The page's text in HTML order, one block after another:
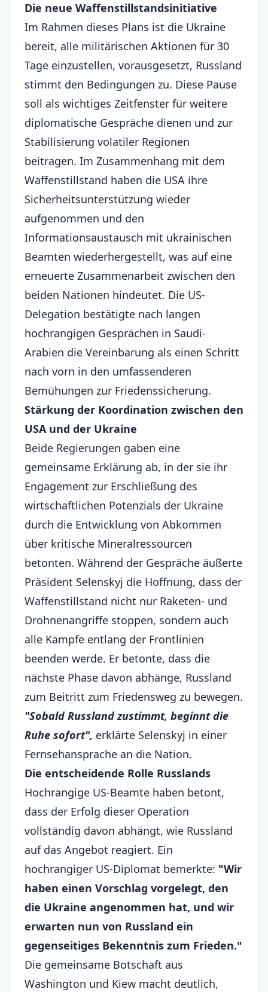
Die neue Waffenstillstandsinitiative
Im Rahmen dieses Plans ist die Ukraine
bereit, alle militärischen Aktionen für 30
Tage einzustellen, vorausgesetzt, Russland
stimmt den Bedingungen zu. Diese Pause
soll als wichtiges Zeitfenster für weitere
diplomatische Gespräche dienen und zur
Stabilisierung volatiler Regionen
beitragen. Im Zusammenhang mit dem
Waffenstillstand haben die USA ihre
Sicherheitsunterstützung wieder
aufgenommen und den
Informationsaustausch mit ukrainischen
Beamten wiederhergestellt, was auf eine
erneuerte Zusammenarbeit zwischen den
beiden Nationen hindeutet. Die US-
Delegation bestätigte nach langen
hochrangigen Gesprächen in Saudi-
Arabien die Vereinbarung als einen Schritt
nach vorn in den umfassenderen
Bemühungen zur Friedenssicherung.
Stärkung der Koordination zwischen den
USA und der Ukraine
Beide Regierungen gaben eine
gemeinsame Erklärung ab, in der sie ihr
Engagement zur Erschließung des
wirtschaftlichen Potenzials der Ukraine
durch die Entwicklung von Abkommen
über kritische Mineralressourcen
betonten. Während der Gespräche äußerte
Präsident Selenskyj die Hoffnung, dass der
Waffenstillstand nicht nur Raketen- und
Drohnenangriffe stoppen, sondern auch
alle Kämpfe entlang der Frontlinien
beenden werde. Er betonte, dass die
nächste Phase davon abhänge, Russland
zum Beitritt zum Friedensweg zu bewegen.
"Sobald Russland zustimmt, beginnt die
Ruhe sofort", erklärte Selenskyj in einer
Fernsehansprache an die Nation.
Die entscheidende Rolle Russlands
Hochrangige US-Beamte haben betont,
dass der Erfolg dieser Operation
vollständig davon abhängt, wie Russland
auf das Angebot reagiert. Ein
hochrangiger US-Diplomat bemerkte: "Wir
haben einen Vorschlag vorgelegt, den
die Ukraine angenommen hat, und wir
erwarten nun von Russland ein
gegenseitiges Bekenntnis zum Frieden."
Die gemeinsame Botschaft aus
Washington und Kiew macht deutlich,